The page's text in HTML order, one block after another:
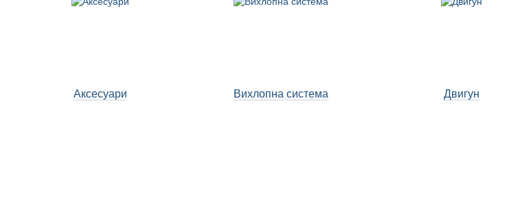
Аксесуари Вихлопна система Двигун